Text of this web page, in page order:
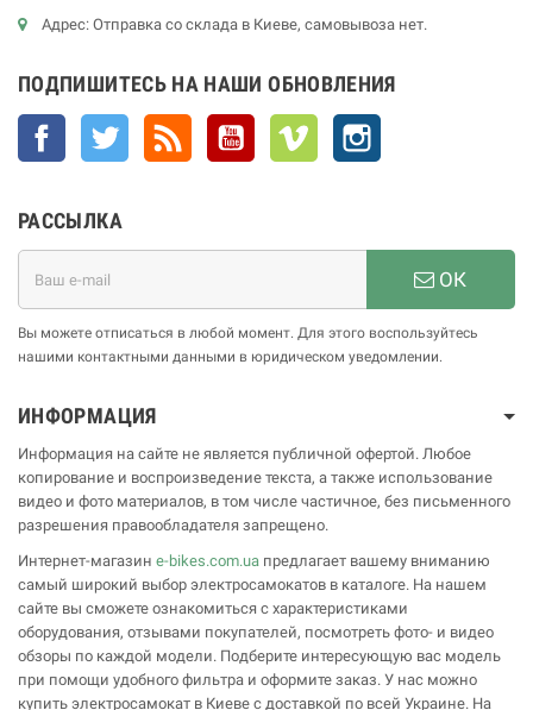
Адрес: Отправка со склада в Киеве, самовывоза нет.
ПОДПИШИТЕСЬ НА НАШИ ОБНОВЛЕНИЯ
Facebook Twitter YouTube Vimeo
РАССЫЛКА
ОК
Вы можете отписаться в любой момент. Для этого воспользуйтесь
нашими контактными данными в юридическом уведомлении.
ИНФОРМАЦИЯ
Информация на сайте не является публичной офертой. Любое
копирование и воспроизведение текста, а также использование
видео и фото материалов, в том числе частичное, без письменного
разрешения правообладателя запрещено.
Интернет-магазин e-bikes.com.ua предлагает вашему вниманию
самый широкий выбор электросамокатов в каталоге. На нашем
сайте вы сможете ознакомиться с характеристиками
оборудования, отзывами покупателей, посмотреть фото- и видео
обзоры по каждой модели. Подберите интересующую вас модель
при помощи удобного фильтра и оформите заказ. У нас можно
купить электросамокат в Киеве с доставкой по всей Украине. На